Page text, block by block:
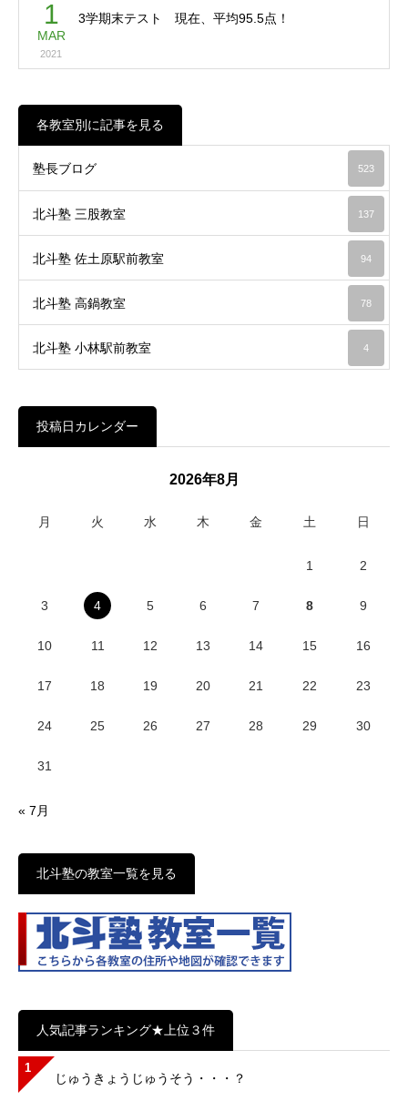
1
MAR
2021
3学期末テスト 現在、平均95.5点！
各教室別に記事を見る
塾長ブログ 523
北斗塾 三股教室 137
北斗塾 佐土原駅前教室 94
北斗塾 高鍋教室 78
北斗塾 小林駅前教室 4
投稿日カレンダー
2026年8月
月 火 水 木 金 土 日
1 2
3 4 5 6 7 8 9
10 11 12 13 14 15 16
17 18 19 20 21 22 23
24 25 26 27 28 29 30
31
« 7月
北斗塾の教室一覧を見る
人気記事ランキング★上位３件
1
じゅうきょうじゅうそう・・・？